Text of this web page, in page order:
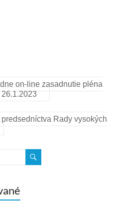
on-line zasadnutie pléna
Rady vysokých